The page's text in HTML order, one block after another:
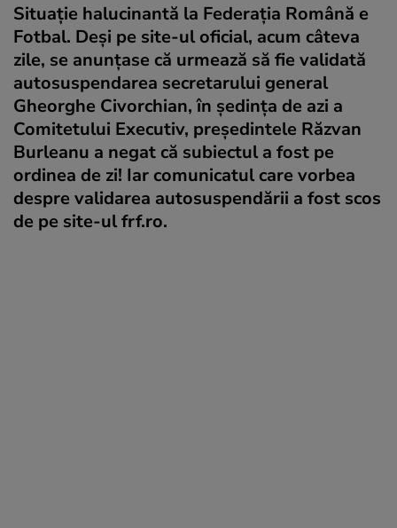
Situație halucinantă la Federația Română e
Fotbal. Deși pe site-ul oficial, acum câteva
zile, se anunțase că urmează să fie validată
autosuspendarea secretarului general
Gheorghe Civorchian, în ședința de azi a
Comitetului Executiv, președintele Răzvan
Burleanu a negat că subiectul a fost pe
ordinea de zi! Iar comunicatul care vorbea
despre validarea autosuspendării a fost scos
de pe site-ul frf.ro.